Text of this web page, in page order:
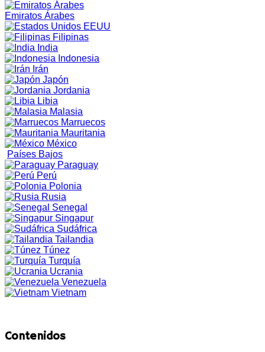
Emiratos Árabes
EEUU
Filipinas
India
Indonesia
Irán
Japón
Jordania
Libia
Malasia
Marruecos
Mauritania
México
Países Bajos
Paraguay
Perú
Polonia
Rusia
Senegal
Singapur
Sudáfrica
Tailandia
Túnez
Turquía
Ucrania
Venezuela
Vietnam
Contenidos